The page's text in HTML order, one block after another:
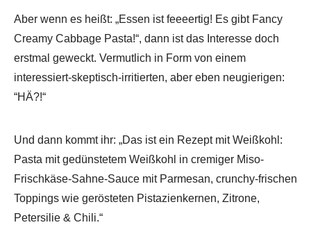
Aber wenn es heißt: „Essen ist feeeertig! Es gibt Fancy
Creamy Cabbage Pasta!“, dann ist das Interesse doch
erstmal geweckt. Vermutlich in Form von einem
interessiert-skeptisch-irritierten, aber eben neugierigen:
“HÄ?!“
Und dann kommt ihr: „Das ist ein Rezept mit Weißkohl:
Pasta mit gedünstetem Weißkohl in cremiger Miso-
Frischkäse-Sahne-Sauce mit Parmesan, crunchy-frischen
Toppings wie gerösteten Pistazienkernen, Zitrone,
Petersilie & Chili.“